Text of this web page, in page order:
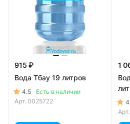
915 ₽
Вода Тбау 19 литров
4.5
Есть в наличии
Арт. 0025722
1
Арт.